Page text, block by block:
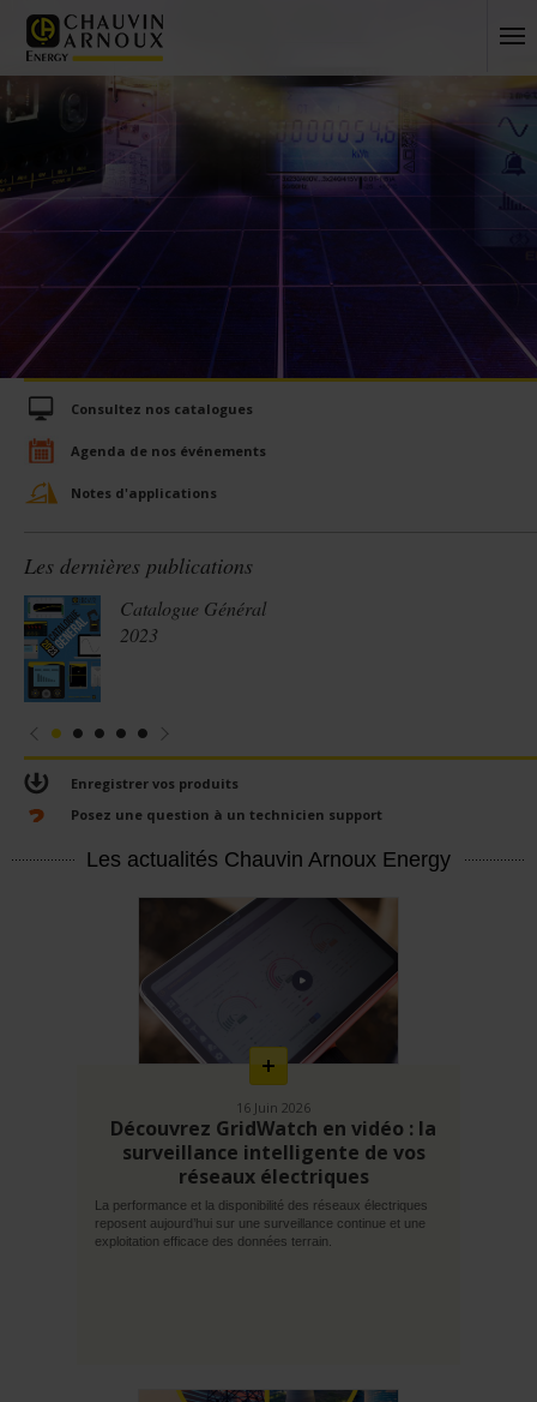
Consultez nos catalogues
Agenda de nos événements
Notes d'applications
Les dernières publications
Catalogue Général
2023
Enregistrer vos produits
Posez une question à un technicien support
Les actualités Chauvin Arnoux Energy
16 Juin 2026
Découvrez GridWatch en vidéo : la
surveillance intelligente de vos
réseaux électriques
La performance et la disponibilité des réseaux électriques
reposent aujourd’hui sur une surveillance continue et une
exploitation efficace des données terrain.